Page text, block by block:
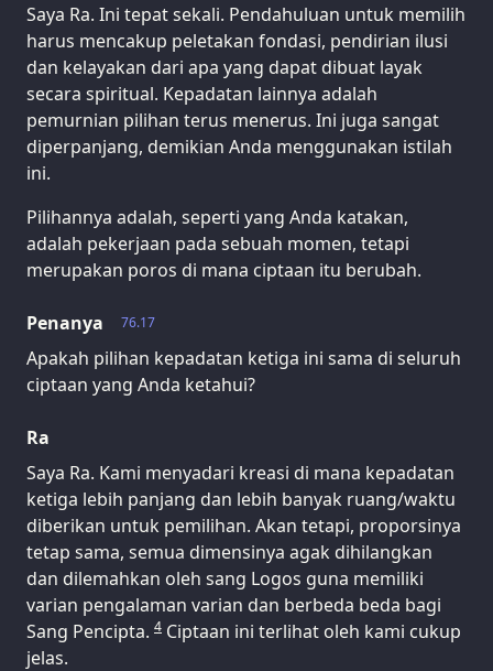
Saya Ra. Ini tepat sekali. Pendahuluan untuk memilih
harus mencakup peletakan fondasi, pendirian ilusi
dan kelayakan dari apa yang dapat dibuat layak
secara spiritual. Kepadatan lainnya adalah
pemurnian pilihan terus menerus. Ini juga sangat
diperpanjang, demikian Anda menggunakan istilah
ini.
Pilihannya adalah, seperti yang Anda katakan,
adalah pekerjaan pada sebuah momen, tetapi
merupakan poros di mana ciptaan itu berubah.
76.17
Penanya
Apakah pilihan kepadatan ketiga ini sama di seluruh
ciptaan yang Anda ketahui?
Ra
Saya Ra. Kami menyadari kreasi di mana kepadatan
ketiga lebih panjang dan lebih banyak ruang/waktu
diberikan untuk pemilihan. Akan tetapi, proporsinya
tetap sama, semua dimensinya agak dihilangkan
dan dilemahkan oleh sang Logos guna memiliki
varian pengalaman varian dan berbeda beda bagi
Sang Pencipta. 4 Ciptaan ini terlihat oleh kami cukup
jelas.